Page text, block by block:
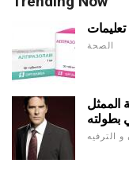
تعليمات
الصحة
الممثل
بطولته
و الترفيه